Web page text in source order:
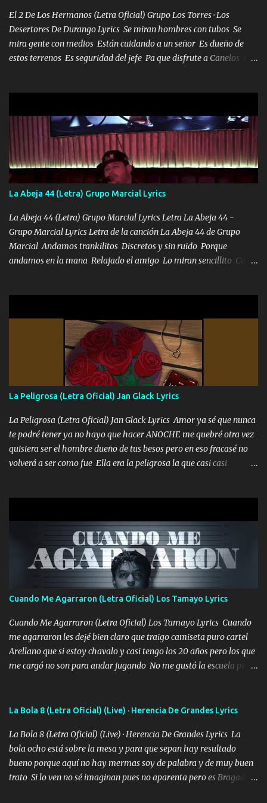
en corto me tiró a per...
El 2 De Los Hermanos (Letra Oficial) Grupo Los Torres · Los
Desertores De Durango Lyrics Se miran hombres con tubos Se
mira gente con medios Están cuidando a un señor Es dueño de
estos terrenos Es seguridad del jefe Pa que disfrute a Canelos Es
ni tampoco las mujeres porque es platica de grandes por eso hay
que estar alegres doy las instrucciones para atender los deberes
Música Si es que salta algún problema de confianza tengo gente
ahí está el Hombre Cuarenta y también Pariente 7 arreglan
cualquier problema no más es cuestión que ordené NOS HACE
FALTA UN HERMANO DE CLAVE ERA EL 24 SIEMPRE FUE UN
HOMBRE VALIENTE POR ALGO M'URIÓ PELEAND0 SIEMPRE
VIO POR LA FAMILIA PARA QUE SIGA EL LEGADO Es el DOS de
los HERMANOS un cerebro inteligente y com...
La Abeja 44 (Letra) Grupo Marcial Lyrics
La Abeja 44 (Letra) Grupo Marcial Lyrics Letra La Abeja 44 -
Grupo Marcial Lyrics Letra de la canción La Abeja 44 de Grupo
Marcial Andamos trankilitos Discretos y sin ruido Porque
andamos en la mana Relajado el amigo Lo miran sencillito Con
coronamos Se jala los marciales Y sus guitarras ya van sonando
Un gallardo me prendo Para agarrar el vuelo y la mente y
tranquilizando Tomense un buen trago Y así es como empezamos
los versos que voy cantando (Music) A vido alta y bajas La carreta
se atora Pero nunca le aflojamos Ya me han pasado cosas Y
aunque ustedes no sepan Pero la vida es muy corta Hay que
echarle chingazos Y seguir trabajando porque nada es...
La Peligrosa (Letra Oficial) Jan Glack Lyrics
La Peligrosa (Letra Oficial) Jan Glack Lyrics Amor ya sé que nunca
te podré tener ya no hayo que hacer ANOCHE me quebré otra vez
quisiera ser el hombre dueño de tus besos pero en eso fracasé no
volverá a ser como fue Ella era la peligrosa la que casi casi
Música Amar me duele estoy rodeado de mujeres pero solo
quieren billetes y yo que solo ocupo verte Recuerdo echábamos
pasión en la troca tus labios besándome yo quitándote la ropa no
quiero que sea nunca con otra yo quiero llevarte a la Luna y si
quieres en ese momento te pido que seas mi esposa Chingada
madre no quiero dejar de tenerte no ayuda la p'uta loquera y al
chile quisiera ser menos de ti dependiente la pinche tristeza me
encierra princesa tu sabes que nunca saldras de mi mente Ella era
la peligro...
Cuando Me Agarraron (Letra Oficial) Los Tamayo Lyrics
Cuando Me Agarraron (Letra Oficial) Los Tamayo Lyrics Cuando
me agarraron les dejé bien claro que traigo camiseta puro cartel
Arellano que si estoy chavalo y casi tengo los 20 años pero los que
me cargó no son para andar jugando No me gustó la escuela pero
firme el legado que si como me llamó varios ya se han preguntado
fajado y mi R terciado me van a ver allá por TJ para un licenciado
mando un abrazo andamos al cien Choritas también Música
Ando en la colonia bien acelerado traigo un M2 que nunca me ha
fallado para mi compadre mandó un fuerte abrazo también al
La Bola 8 (Letra Oficial) (Live) · Herencia De Grandes Lyrics
La Bola 8 (Letra Oficial) (Live) · Herencia De Grandes Lyrics La
bola ocho está sobre la mesa y para que sepan hay resultado
bueno porque aquí no hay mermas soy de palabra y de muy buen
trato Si lo ven no sé imaginan pues no aparenta pero es Bragado a